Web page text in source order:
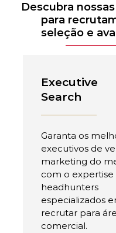
Descubra
para
seleção e
Executive
Search
Garanta os
executivos de
marketing do
com o expertise
headhunters
especializados
recrutar para
comercial.